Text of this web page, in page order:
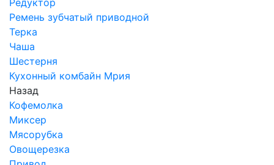
Редуктор
Ремень зубчатый приводной
Терка
Чаша
Шестерня
Кухонный комбайн Мрия
Назад
Кофемолка
Миксер
Мясорубка
Овощерезка